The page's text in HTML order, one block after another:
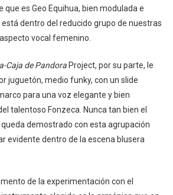
que es Geo Equihua, bien modulada e
dentro del reducido grupo de nuestras
vocal femenino.
Caja de Pandora Project, por su parte, le
juguetón, medio funky, con un slide
para una voz elegante y bien
talentoso Fonzeca. Nunca tan bien el
queda demostrado con esta agrupación
evidente dentro de la escena blusera
de la experimentación con el